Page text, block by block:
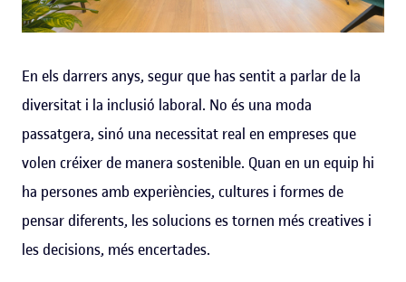
En els darrers anys, segur que has sentit a parlar de la
diversitat i la inclusió laboral. No és una moda
passatgera, sinó una necessitat real en empreses que
volen créixer de manera sostenible. Quan en un equip hi
ha persones amb experiències, cultures i formes de
pensar diferents, les solucions es tornen més creatives i
les decisions, més encertades.